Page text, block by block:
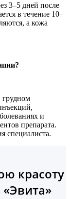
3–5 дней после
в течение 10–
а кожа
грудном
и
препарата.
специалиста.
красоту